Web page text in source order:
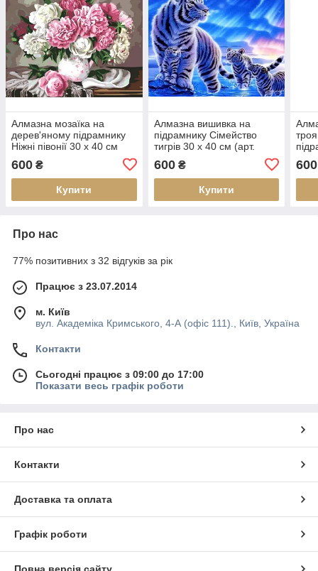
Алмазна мозаїка на
дерев'яному підрамнику
Ніжні півонії 30 х 40 см
600 ₴
Купити
Алмазна вишивка на
підрамнику Сімейство
тигрів 30 х 40 см (арт.
600₴
Купити
600
Про нас
77% позитивних з 32 відгуків за рік
Працює з 23.07.2014
м. Київ
вул. Академіка Кримського, 4-А (офіс 111)., Київ, Україна
Контакти
Сьогодні працює з 09:00 до 17:00
Показати весь графік роботи
Про нас
Контакти
Доставка та оплата
Графік роботи